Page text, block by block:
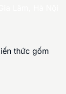
thức gốm